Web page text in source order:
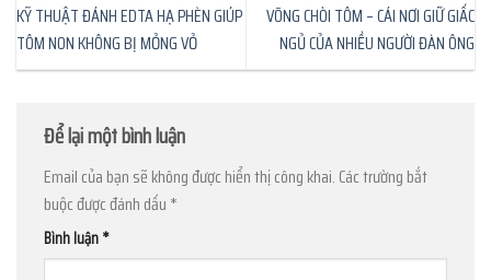
KỸ THUẬT ĐÁNH EDTA HẠ PHÈN GIÚP
TÔM NON KHÔNG BỊ MỎNG VỎ
VÕNG CHÒI TÔM – CÁI NƠI GIỮ GIẤC
NGỦ CỦA NHIỀU NGƯỜI ĐÀN ÔNG
Để lại một bình luận
Email của bạn sẽ không được hiển thị công khai. Các trường bắt
buộc được đánh dấu *
Bình luận*